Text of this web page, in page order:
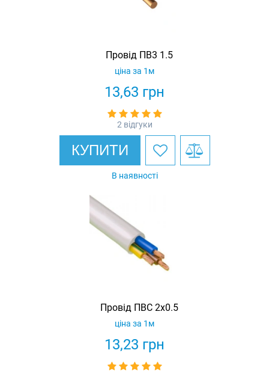
Провід ПВ3 1.5
13,63 грн
ціна за 1м
2 відгуки
КУПИТИ
В наявності
Провід ПВС 2х0.5
13,23 грн
ціна за 1м